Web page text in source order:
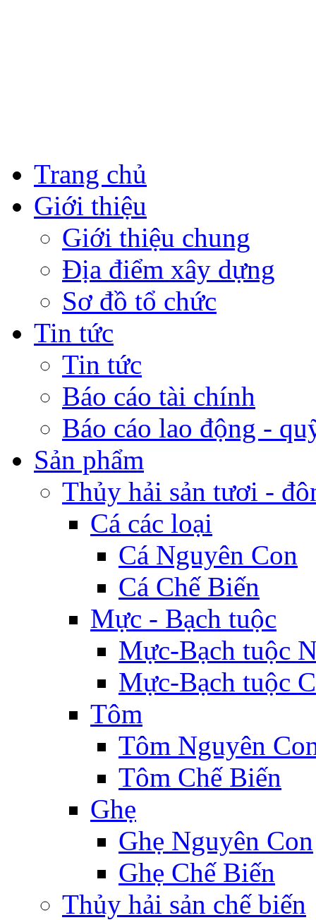
Trang chủ
Giới thiệu
Giới thiệu chung
Địa điểm xây dựng
Sơ đồ tổ chức
Tin tức
Tin tức
Báo cáo tài chính
Báo cáo lao động -
Sản phẩm
Thủy hải sản tươi -
Cá các loại
Cá Nguyên Con
Cá Chế Biến
Mực - Bạch tuộc
Mực-Bạch tuộc
Mực-Bạch tuộc
Tôm
Tôm Nguyên
Tôm Chế Biến
Ghẹ
Ghẹ Nguyên Con
Ghẹ Chế Biến
Thủy hải sản chế biến